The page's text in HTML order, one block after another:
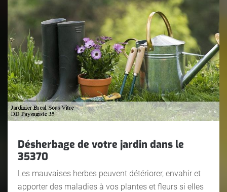
Désherbage de votre jardin dans le
35370
Les mauvaises herbes peuvent détériorer, envahir et
apporter des maladies à vos plantes et fleurs si elles